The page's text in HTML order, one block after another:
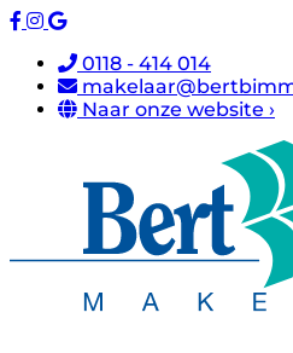
0118 - 414 014
Naar onze website ›